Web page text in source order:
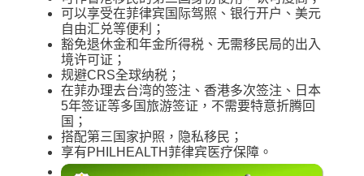
可以享受在菲律宾国际驾照、银行开户、美元
自由汇兑等便利；
豁免退休金和年金所得税、无需移民局的出入
境许可证；
规避CRS全球纳税；
在菲办理去台湾的签注、香港多次签注、日本
5年签证等多国旅游签证，不需要特意折腾回
国；
搭配第三国家护照，隐私移民；
享有PHILHEALTH菲律宾医疗保障。